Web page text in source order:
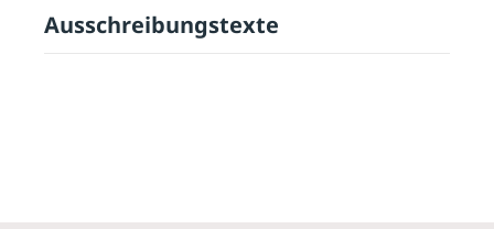
Ausschreibungstexte